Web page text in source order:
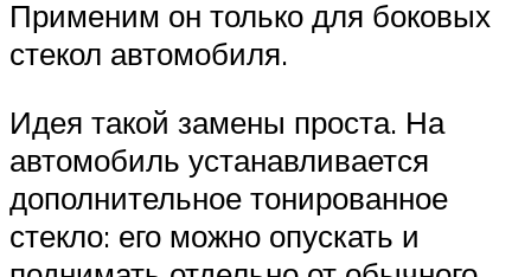
Применим он только для боковых
стекол автомобиля.
Идея такой замены проста. На
автомобиль устанавливается
дополнительное тонированное
стекло: его можно опускать и